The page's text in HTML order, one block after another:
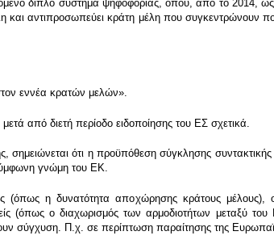
διπλό σύστημα ψηφοφορίας, όπου, από το 2014, ως
και αντιπροσωπεύει κράτη μέλη που συγκεντρώνουν
εννέα κρατών μελών».
από διετή περίοδο ειδοποίησης του ΕΣ σχετικά.
ότι η προϋπόθεση σύγκλησης συντακτικής
γνώμη του ΕΚ.
(όπως η δυνατότητα αποχώρησης κράτους μέλους),
(όπως ο διαχωρισμός των αρμοδιοτήτων μεταξύ
σύγχυση. Π.χ. σε περίπτωση παραίτησης της